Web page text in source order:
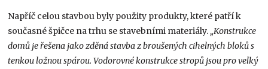
Napříč celou stavbou byly použity produkty, které patří k
současné špičce na trhu se stavebními materiály. „Konstrukce
domů je řešena jako zděná stavba z broušených cihelných bloků s
tenkou ložnou spárou. Vodorovné konstrukce stropů jsou pro velký